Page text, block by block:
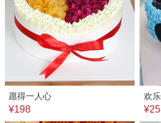
愿得一人心
¥198
欢